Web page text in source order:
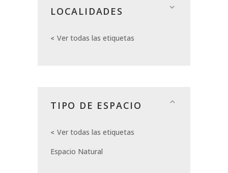
LOCALIDADES
Ver todas las etiquetas
TIPO DE ESPACIO
Ver todas las etiquetas
Espacio Natural